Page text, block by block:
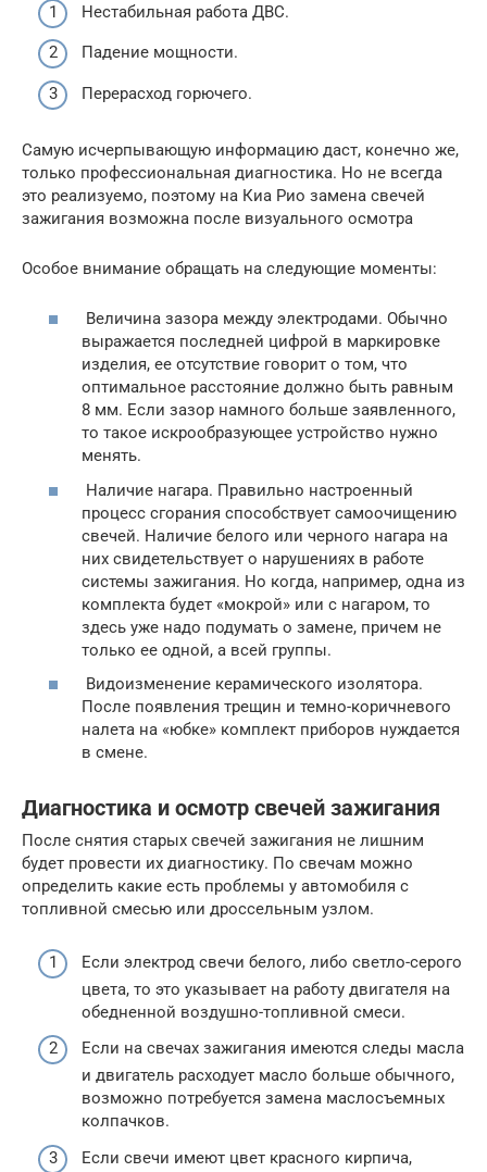
Нестабильная работа ДВС.
Падение мощности.
Перерасход горючего.
Самую исчерпывающую информацию даст, конечно же,
только профессиональная диагностика. Но не всегда
это реализуемо, поэтому на Киа Рио замена свечей
зажигания возможна после визуального осмотра
Особое внимание обращать на следующие моменты:
Величина зазора между электродами. Обычно
выражается последней цифрой в маркировке
изделия, ее отсутствие говорит о том, что
оптимальное расстояние должно быть равным
8 мм. Если зазор намного больше заявленного,
то такое искрообразующее устройство нужно
менять.
Наличие нагара. Правильно настроенный
процесс сгорания способствует самоочищению
свечей. Наличие белого или черного нагара на
них свидетельствует о нарушениях в работе
системы зажигания. Но когда, например, одна из
комплекта будет «мокрой» или с нагаром, то
здесь уже надо подумать о замене, причем не
только ее одной, а всей группы.
Видоизменение керамического изолятора.
После появления трещин и темно-коричневого
налета на «юбке» комплект приборов нуждается
в смене.
Диагностика и осмотр свечей зажигания
После снятия старых свечей зажигания не лишним
будет провести их диагностику. По свечам можно
определить какие есть проблемы у автомобиля с
топливной смесью или дроссельным узлом.
Если электрод свечи белого, либо светло-серого
цвета, то это указывает на работу двигателя на
обедненной воздушно-топливной смеси.
Если на свечах зажигания имеются следы масла
и двигатель расходует масло больше обычного,
возможно потребуется замена маслосъемных
колпачков.
Если свечи имеют цвет красного кирпича,